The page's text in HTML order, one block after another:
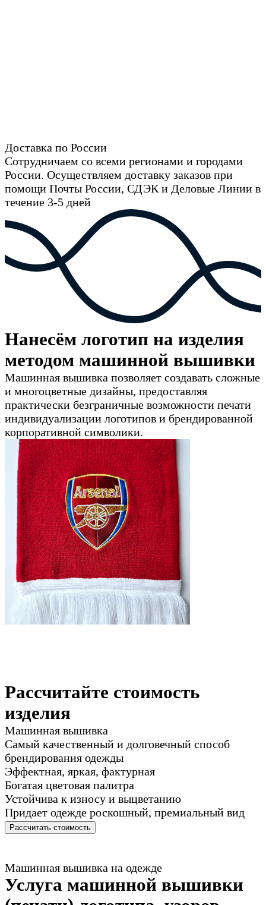
Доставка по России
Сотрудничаем со всеми регионами и городами
России. Осуществляем доставку заказов при
помощи Почты России, СДЭК и Деловые Линии в
течение 3-5 дней
Нанесём логотип на изделия
методом машинной вышивки
Машинная вышивка позволяет создавать сложные
и многоцветные дизайны, предоставляя
практически безграничные возможности печати
индивидуализации логотипов и брендированной
корпоративной символики.
Рассчитайте стоимость
изделия
Машинная вышивка
Самый качественный и долговечный способ
брендирования одежды
Эффектная, яркая, фактурная
Богатая цветовая палитра
Устойчива к износу и выцветанию
Придает одежде роскошный, премиальный вид
Рассчитать стоимость
Машинная вышивка на одежде
Услуга машинной вышивки